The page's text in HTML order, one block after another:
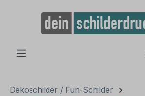
springen
Dekoschilder / Fun-Schilder